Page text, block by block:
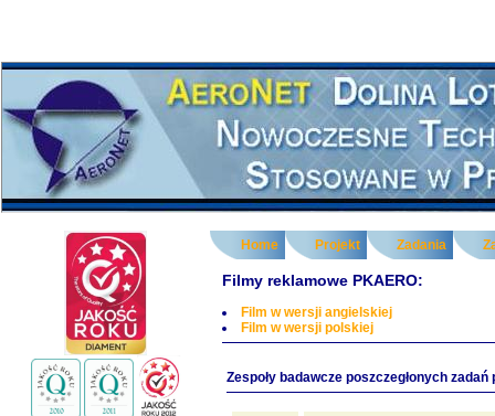
Home Projekt Zadania
Filmy reklamowe PKAERO:
Film w wersji angielskiej
Film w wersji polskiej
Zespoły badawcze poszczegłonych zadań